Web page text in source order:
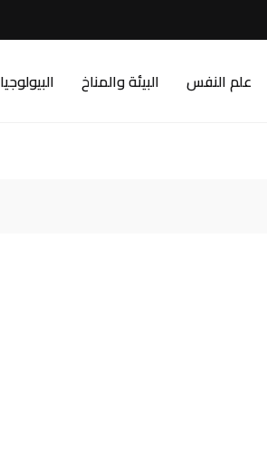
علم النفس البيئة والمناخ البيولوجيا